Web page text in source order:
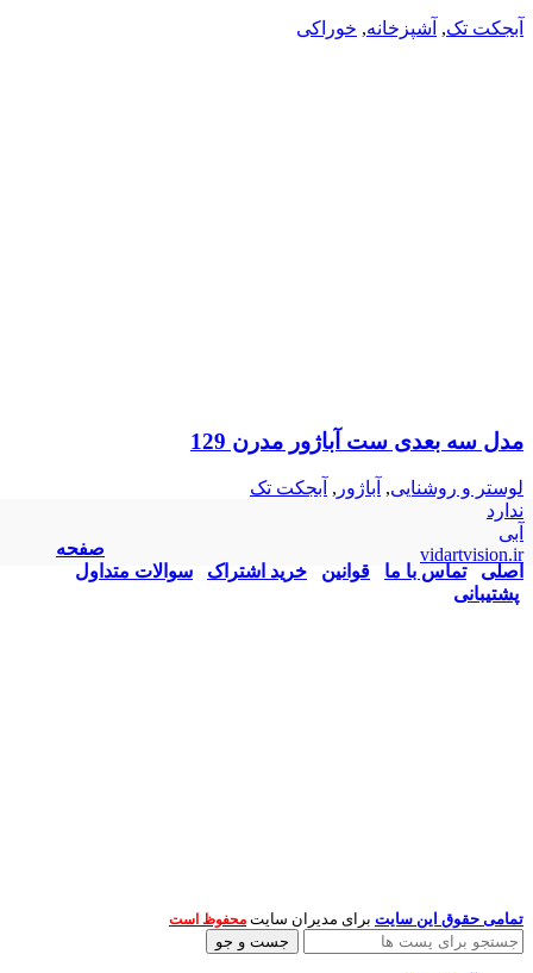
آبجکت تک, آشپزخانه, خوراکی
مدل سه بعدی ست آباژور مدرن 129
لوستر و روشنایی, آباژور , آبجکت تک
ندارد
آبی
vidartvision.ir
صفحه
اصلی
تماس با ما قوانین خرید اشتراک
سوالات متداول
پشتیبانی
تمامی حقوق این سایت برای مدیران سایت محفوظ است
جست و جو